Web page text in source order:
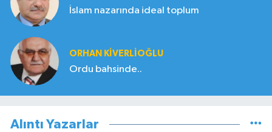
İslam nazarında ideal toplum
ORHAN KIVERLIOĞLU
Ordu bahsinde..
Alıntı Yazarlar